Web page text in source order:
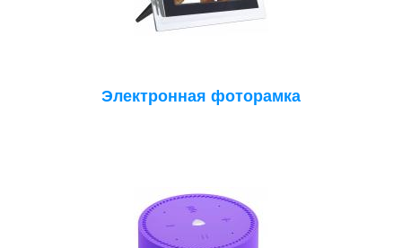
Электронная фоторамка